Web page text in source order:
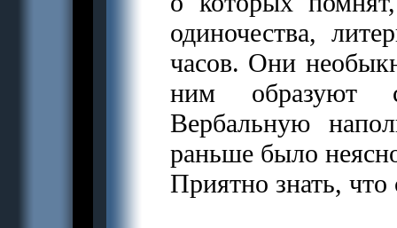
одиночества,
часов. Они
ним образуют
Вербальную
раньше было
Приятно знать, что